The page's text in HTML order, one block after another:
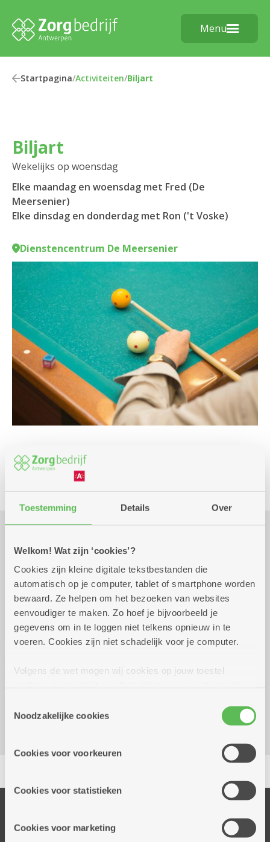
Toestemming Details Over
Welkom! Wat zijn ‘cookies’?
Cookies zijn kleine digitale tekstbestanden die
automatisch op je computer, tablet of smartphone worden
bewaard. Ze helpen om het bezoeken van websites
eenvoudiger te maken. Zo hoef je bijvoorbeeld je
gegevens om in te loggen niet telkens opnieuw in te
voeren. Cookies zijn niet schadelijk voor je computer.
Volgens de wet mogen wij cookies op jouw toestel
cookies hebben we jouw toestemming nodig. Sommige
cookies worden geplaatst door derde partijen die een
informatie over jouw (geanonimiseerd) gebruik van onze
partners kunnen deze gegevens combineren met andere
Noodzakelijke cookies
Cookies voor voorkeuren
Cookies voor statistieken
Cookies voor marketing
Menu
Startpagina/Activiteiten/Biljart
Biljart
Wekelijks op woensdag
Elke maandag en woensdag met Fred (De
Meersenier)
Elke dinsdag en donderdag met Ron ('t Voske)
Dienstencentrum De Meersenier
Beweging Spel
Praktisch
Wekelijks op woensdag13.30 uur
Af te spreken met de voorzitters
Reserveer vervoer
Dienstencentrum De Meersenier
2000 Antwerpen
Thuisdiensten